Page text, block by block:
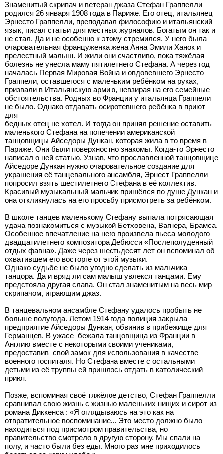
Знаменитый скрипач и ветеран джаза Стефан Граппелли
родился 26 января 1908 года в Париже. Его отец, итальянец
Эрнесто Граппелли, преподавал философию и итальянский
язык, писал статьи для местных журналов. Богатым он так и
не стал. Да и не особенно к этому стремился. У него была
очаровательная француженка жена Анна Эмили Ханок и
прелестный малыш. И жили они счастливо, пока тяжёлая
болезнь не унесла маму пятилетнего Стефана. А через год
началась Первая Мировая Война и овдовевшего Эрнесто
Граппели, оставшегося с маленьким ребёнком на руках,
призвали в Итальянскую армию, невзирая на его семейные
обстоятельства. Родных во Франции у итальянца Граппели
не было. Однако отдавать осиротевшего ребёнка в приют
для
бедных отец не хотел. И тогда он принял решение оставить
маленького Стефана на попечении американской
танцовщицы Айседоры Дункан, которая жила в то время в
Париже. Они были поверхностно знакомы. Когда-то Эрнесто
написал о ней статью. Узнав, что прославленной танцовщице
Айседоре Дункан нужно очаровательное создание для
украшения её танцевального ансамбля, Эрнест Граппелли
попросил взять шестилетнего Стефана в её коллектив.
Красивый музыкальный мальчик пришёлся по душе Дункан и
она откликнулась на его просьбу присмотреть за ребёнком.
В школе танцев маленькому Стефану выпала потрясающая
удача познакомиться с музыкой Бетховена, Вагнера, Брамса.
Особенное впечатление на него произвела пьеса молодого
двадцатилетнего композитора Дебюсси «Послеполуденный
отдых фавна». Даже через шестьдесят лет он вспоминал об
охватившем его восторге от этой музыки.
Однако судьбе не было угодно сделать из мальчика
танцора. Да и вряд ли сам малыш увлекся танцами. Ему
предстояла другая слава. Он стал знаменитым на весь мир
скрипачом, играющим джаз.
В танцевальном ансамбле Стефану удалось пробыть не
больше полугода. Летом 1914 года полиция закрыла
предприятие Айседоры Дункан, обвинив в прибежище для
Германцев. В ужасе бежала танцовщица из Франции в
Англию вместе с некоторыми своими учениками,
предоставив свой замок для использования в качестве
военного госпиталя. Но Стефана вместе с остальными
детьми из её труппы ей пришлось отдать в католический
приют.
Позже, вспоминая своё тяжёлое детство, Стефан Граппелли
сравнивал свою жизнь с жизнью маленьких нищих и сирот из
романа Диккенса : «Я оглядываюсь на это как на
отвратительное воспоминание... Это место должно было
находиться под присмотром правительства, но
правительство смотрело в другую сторону. Мы спали на
полу, и часто были без еды. Много раз мне приходилось